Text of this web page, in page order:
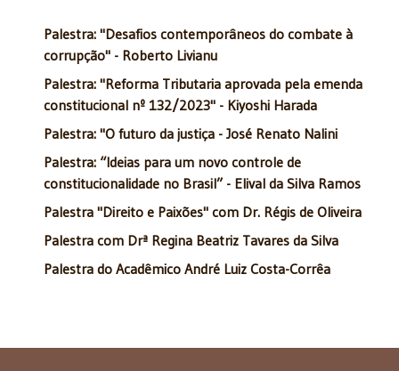
Palestra: "Desafios contemporâneos do combate à
corrupção" - Roberto Livianu
Palestra: "Reforma Tributaria aprovada pela emenda
constitucional nº 132/2023" - Kiyoshi Harada
Palestra: "O futuro da justiça - José Renato Nalini
Palestra: “Ideias para um novo controle de
constitucionalidade no Brasil” - Elival da Silva Ramos
Palestra "Direito e Paixões" com Dr. Régis de Oliveira
Palestra com Drª Regina Beatriz Tavares da Silva
Palestra do Acadêmico André Luiz Costa-Corrêa